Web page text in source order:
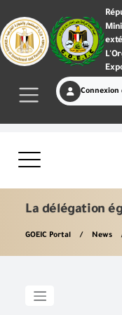
Connexion
La délégation
GOEIC Portal News